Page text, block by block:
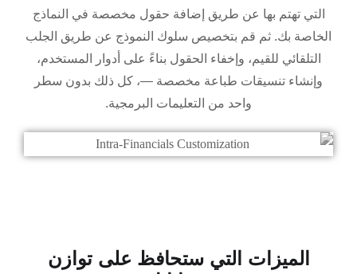
التي تهتم بها عن طريق إضافة حقول مخصصة في النماذج
الخاصة بك. ثم قم بتخصيص سلوك النموذج عن طريق الجلب
التلقائي للقيم، وإخفاء الحقول بناءً على أدوار المستخدم،
وإنشاء تنسيقات طباعة مخصصة —، كل ذلك بدون سطر
واحد من التعليمات البرمجية.
الميزات التي ستحافظ على توازن